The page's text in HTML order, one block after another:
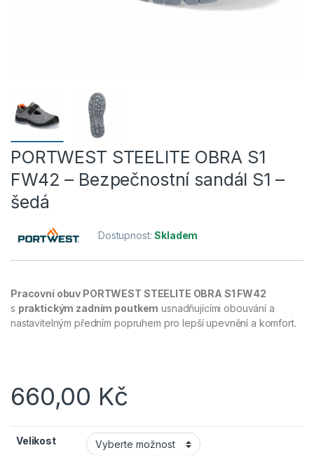
PORTWEST STEELITE OBRA S1
FW42 – Bezpečnostní sandál S1 –
šedá
Dostupnost:Skladem
Pracovní obuv PORTWEST STEELITE OBRA S1 FW42
s praktickým zadním poutkem usnadňujícími obouvání a
nastavitelným předním popruhem pro lepší upevnění a komfort.
660,00 Kč
Velikost